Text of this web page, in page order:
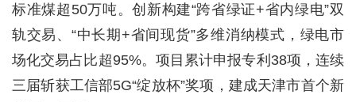
标准煤超50万吨。创新构建“跨省绿证+省内绿电”双
轨交易、“中长期+省间现货”多维消纳模式，绿电市
场化交易占比超95%。项目累计申报专利38项，连续
三届斩获工信部5G“绽放杯”奖项，建成天津市首个新